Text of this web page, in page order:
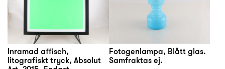
Inramad affisch,
litografiskt tryck, Absolut
Fotogenlampa, Blått glas.
Samfraktas ej.